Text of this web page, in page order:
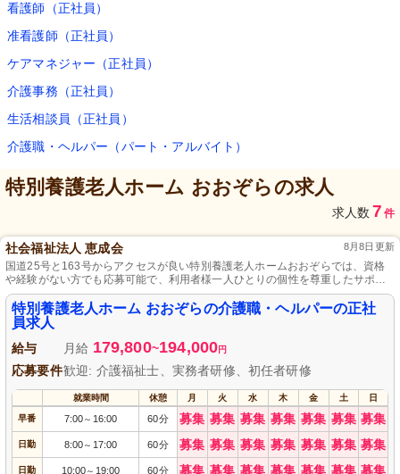
看護師（正社員）
准看護師（正社員）
ケアマネジャー（正社員）
介護事務（正社員）
生活相談員（正社員）
介護職・ヘルパー（パート・アルバイト）
特別養護老人ホーム おおぞらの求人
求人数 7 件
社会福祉法人 恵成会 8月8日更新
国道25号と163号からアクセスが良い特別養護老人ホームおおぞらでは、資格
や経験がない方でも応募可能で、利用者様一人ひとりの個性を尊重したサポー
トを提供し、快適な生活を送っていただくため日々努力しています。
特別養護老人ホーム おおぞらの介護職・ヘルパーの正社
員求人
給与 月給 179,800~194,000円
応募要件歓迎: 介護福祉士、実務者研修、初任者研修
就業時間 休憩 月 火 水 木 金 土 日
早番 7:00～ 16:00 60分 募集 募集 募集 募集 募集 募集 募集
日勤 8:00～ 17:00 60分 募集 募集 募集 募集 募集 募集 募集
日勤 10:00～ 19:00 60分 募集 募集 募集 募集 募集 募集 募集